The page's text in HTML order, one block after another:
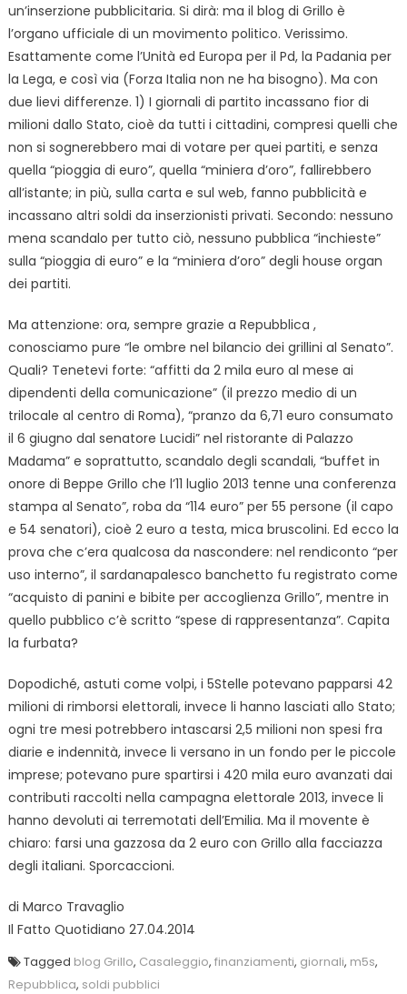
un’inserzione pubblicitaria. Si dirà: ma il blog di Grillo è
l’organo ufficiale di un movimento politico. Verissimo.
Esattamente come l’Unità ed Europa per il Pd, la Padania per
la Lega, e così via (Forza Italia non ne ha bisogno). Ma con
due lievi differenze. 1) I giornali di partito incassano fior di
milioni dallo Stato, cioè da tutti i cittadini, compresi quelli che
non si sognerebbero mai di votare per quei partiti, e senza
quella “pioggia di euro”, quella “miniera d’oro”, fallirebbero
all’istante; in più, sulla carta e sul web, fanno pubblicità e
incassano altri soldi da inserzionisti privati. Secondo: nessuno
mena scandalo per tutto ciò, nessuno pubblica “inchieste”
sulla “pioggia di euro” e la “miniera d’oro” degli house organ
dei partiti.
Ma attenzione: ora, sempre grazie a Repubblica ,
conosciamo pure “le ombre nel bilancio dei grillini al Senato”.
Quali? Tenetevi forte: “affitti da 2 mila euro al mese ai
dipendenti della comunicazione” (il prezzo medio di un
trilocale al centro di Roma), “pranzo da 6,71 euro consumato
il 6 giugno dal senatore Lucidi” nel ristorante di Palazzo
Madama” e soprattutto, scandalo degli scandali, “buffet in
onore di Beppe Grillo che l’11 luglio 2013 tenne una conferenza
stampa al Senato”, roba da “114 euro” per 55 persone (il capo
e 54 senatori), cioè 2 euro a testa, mica bruscolini. Ed ecco la
prova che c’era qualcosa da nascondere: nel rendiconto “per
uso interno”, il sardanapalesco banchetto fu registrato come
“acquisto di panini e bibite per accoglienza Grillo”, mentre in
quello pubblico c’è scritto “spese di rappresentanza”. Capita
la furbata?
Dopodiché, astuti come volpi, i 5Stelle potevano papparsi 42
milioni di rimborsi elettorali, invece li hanno lasciati allo Stato;
ogni tre mesi potrebbero intascarsi 2,5 milioni non spesi fra
diarie e indennità, invece li versano in un fondo per le piccole
imprese; potevano pure spartirsi i 420 mila euro avanzati dai
contributi raccolti nella campagna elettorale 2013, invece li
hanno devoluti ai terremotati dell’Emilia. Ma il movente è
chiaro: farsi una gazzosa da 2 euro con Grillo alla facciazza
degli italiani. Sporcaccioni.
di Marco Travaglio
Il Fatto Quotidiano 27.04.2014
Tagged blog Grillo, Casaleggio, finanziamenti, giornali, m5s,
Repubblica, soldi pubblici